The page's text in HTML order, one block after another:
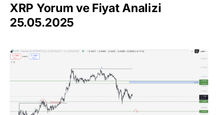
XRP Yorum ve Fiyat Analizi
25.05.2025